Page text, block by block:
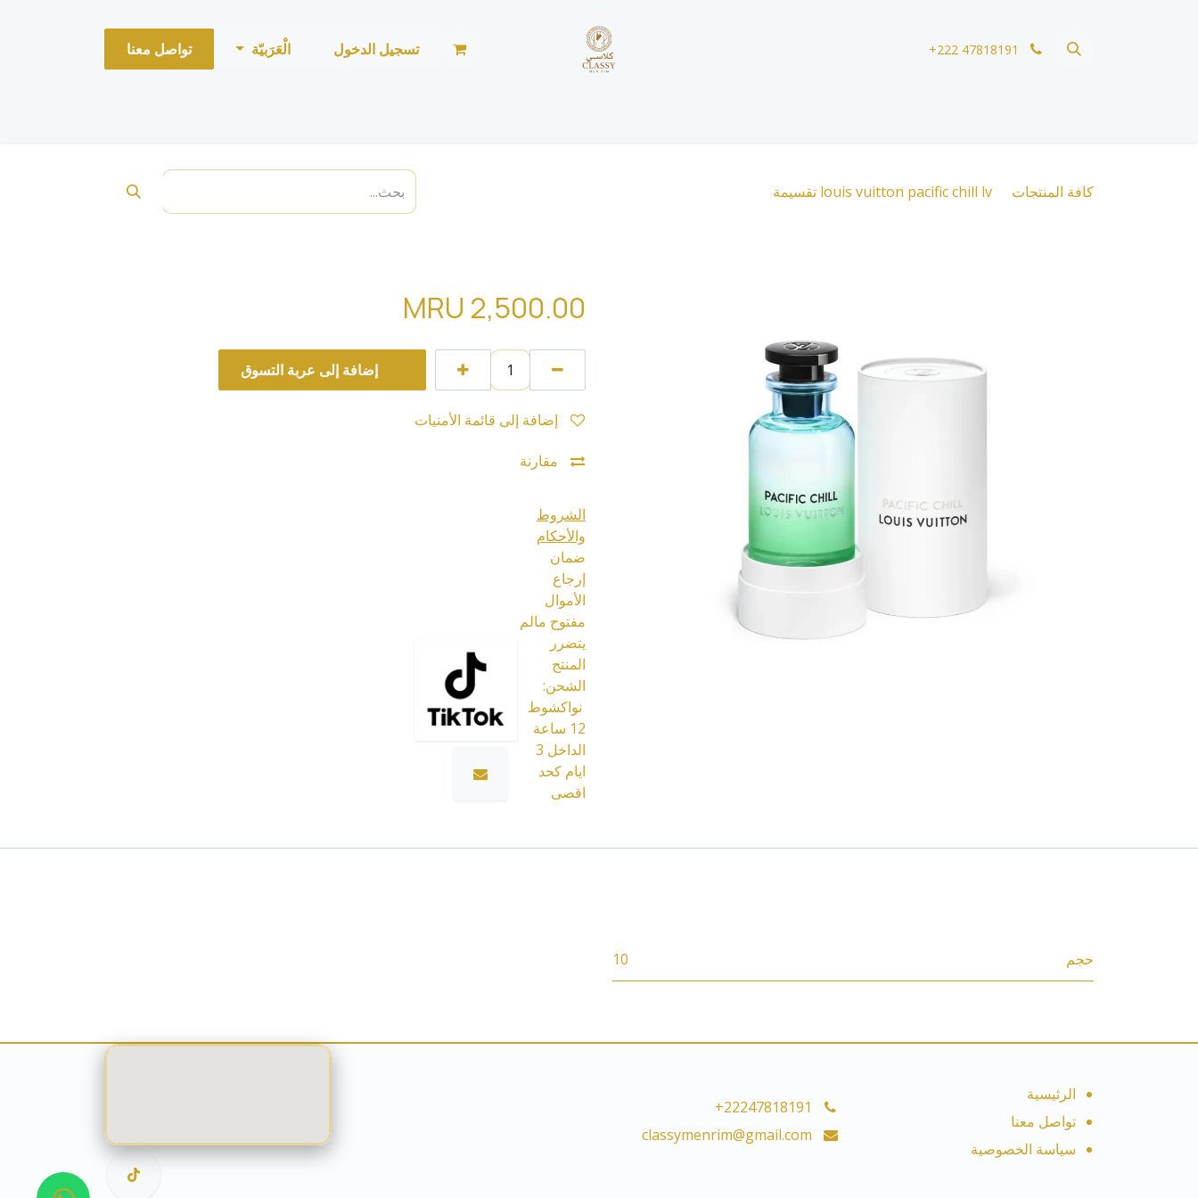
+222 47818191 تسجيل الدخول الْعَرَبيّة تواصل معنا
كافة المنتجات louis vuitton pacific chill lv تقسيمة
2,500.00
إضافة إلى عربة التسوق
مقارنة
الشروط
والأحكام
ضمان
إرجاع
الأموال
مفتوح مالم
يتضرر
المنتج
الشحن:
نواكشوط
12 ساعة
الداخل 3
ايام كحد
اقصى
حجم 10
الرئيسية
تواصل معنا
سياسة الخصوصية
+22247818191
classymenrim@gmail.com